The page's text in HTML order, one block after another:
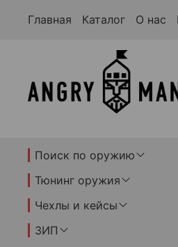
Главная Каталог О нас
Поиск по оружию
Тюнинг оружия
Чехлы и кейсы
ЗИП